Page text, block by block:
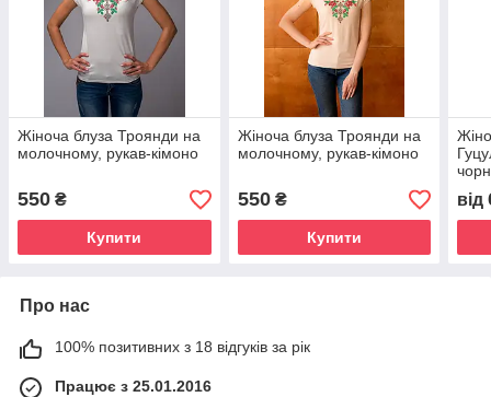
Жіноча блуза Троянди на
молочному, рукав-кімоно
550 ₴
Купити
Жіноча блуза Троянди на
молочному, рукав-кімоно
550₴
Купити
від
Про нас
100% позитивних з 18 відгуків за рік
Працює з 25.01.2016